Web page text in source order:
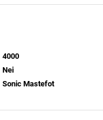
4000
Nei
Sonic Mastefot